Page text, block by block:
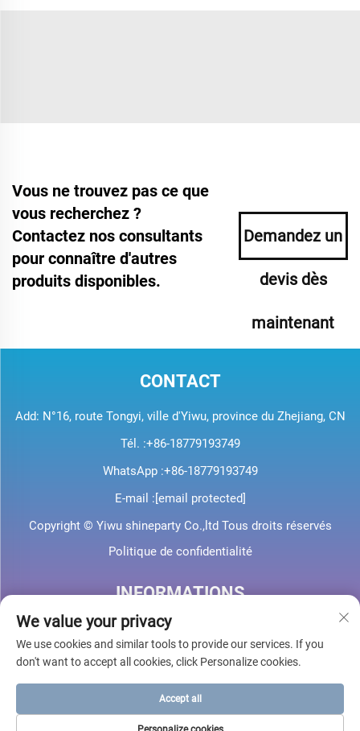
Vous ne trouvez pas ce que
vous recherchez ?
Contactez nos consultants
pour connaître d'autres
produits disponibles.
Demandez un
devis dès
maintenant
CONTACT
Add: N°16, route Tongyi, ville d'Yiwu, province du Zhejiang, CN
Tél. :+86-18779193749
WhatsApp :+86-18779193749
E-mail :[email protected]
Copyright © Yiwu shineparty Co.,ltd Tous droits réservés
Politique de confidentialité
INFORMATIONS
Inscrivez-vous pour recevoir notre newsletter hebdomadaire
Envoyer
We value your privacy
We use cookies and similar tools to provide our services. If you
don't want to accept all cookies, click Personalize cookies.
Accept all